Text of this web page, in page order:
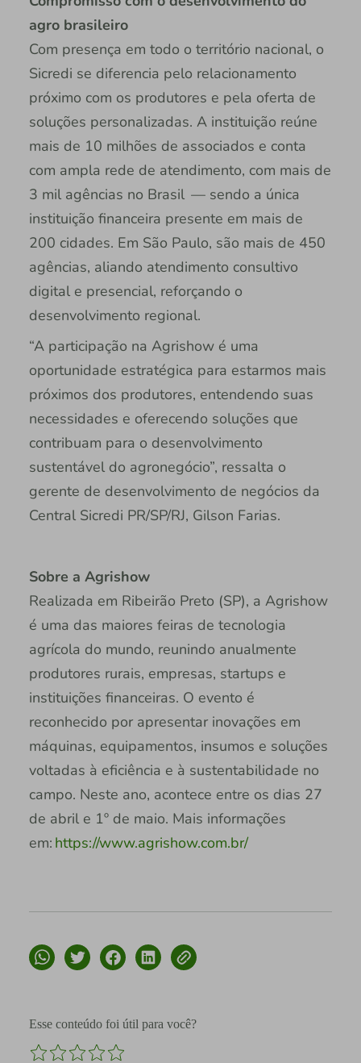
agro brasileiro
Com presença em todo o território nacional, o
Sicredi se diferencia pelo relacionamento
próximo com os produtores e pela oferta de
soluções personalizadas. A instituição reúne
mais de 10 milhões de associados e conta
com ampla rede de atendimento, com mais de
3 mil agências no Brasil — sendo a única
instituição financeira presente em mais de
200 cidades. Em São Paulo, são mais de 450
agências, aliando atendimento consultivo
digital e presencial, reforçando o
desenvolvimento regional.
“A participação na Agrishow é uma
oportunidade estratégica para estarmos mais
próximos dos produtores, entendendo suas
necessidades e oferecendo soluções que
contribuam para o desenvolvimento
sustentável do agronegócio”, ressalta o
gerente de desenvolvimento de negócios da
Central Sicredi PR/SP/RJ, Gilson Farias.
Sobre a Agrishow
Realizada em Ribeirão Preto (SP), a Agrishow
é uma das maiores feiras de tecnologia
agrícola do mundo, reunindo anualmente
produtores rurais, empresas, startups e
instituições financeiras. O evento é
reconhecido por apresentar inovações em
máquinas, equipamentos, insumos e soluções
voltadas à eficiência e à sustentabilidade no
campo. Neste ano, acontece entre os dias 27
de abril e 1º de maio. Mais informações
em: https://www.agrishow.com.br/
Esse conteúdo foi útil para você?